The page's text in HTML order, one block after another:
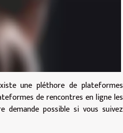
une pléthore de plateformes
de rencontres en ligne les
demande possible si vous suivez